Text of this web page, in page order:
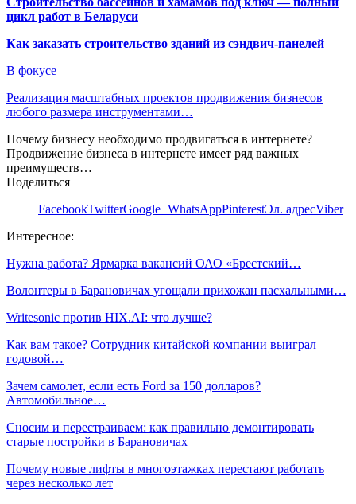
цикл работ в Беларуси
Как заказать строительство зданий из сэндвич-панелей
В фокусе
Реализация масштабных проектов продвижения бизнесов
любого размера инструментами…
Почему бизнесу необходимо продвигаться в интернете?
Продвижение бизнеса в интернете имеет ряд важных
преимуществ…
Поделиться
FacebookTwitterGoogle+WhatsAppPinterestЭл. адресViber
Интересное:
Нужна работа? Ярмарка вакансий ОАО «Брестский…
Волонтеры в Барановичах угощали прихожан пасхальными…
Writesonic против HIX.AI: что лучше?
Как вам такое? Сотрудник китайской компании выиграл
годовой…
Зачем самолет, если есть Ford за 150 долларов?
Автомобильное…
Сносим и перестраиваем: как правильно демонтировать
старые постройки в Барановичах
Почему новые лифты в многоэтажках перестают работать
через несколько лет